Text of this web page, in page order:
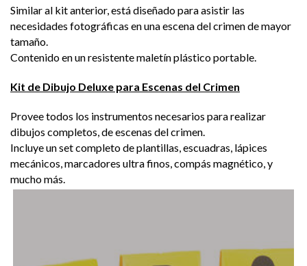
Similar al kit anterior, está diseñado para asistir las
necesidades fotográficas en una escena del crimen de mayor
tamaño.
Contenido en un resistente maletín plástico portable.
Kit de Dibujo Deluxe para Escenas del Crimen
Provee todos los instrumentos necesarios para realizar
dibujos completos, de escenas del crimen.
Incluye un set completo de plantillas, escuadras, lápices
mecánicos, marcadores ultra finos, compás magnético, y
mucho más.